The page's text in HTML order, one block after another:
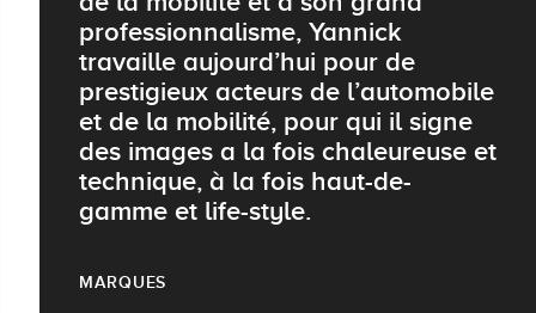
professionnalisme, Yannick
travaille aujourd’hui pour de
prestigieux acteurs de l’automobile
et de la mobilité, pour qui il signe
des images a la fois chaleureuse et
technique, à la fois haut-de-
gamme et life-style.
MARQUES